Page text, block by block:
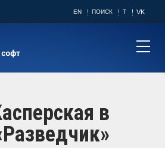
EN ПОИСК T VK
в